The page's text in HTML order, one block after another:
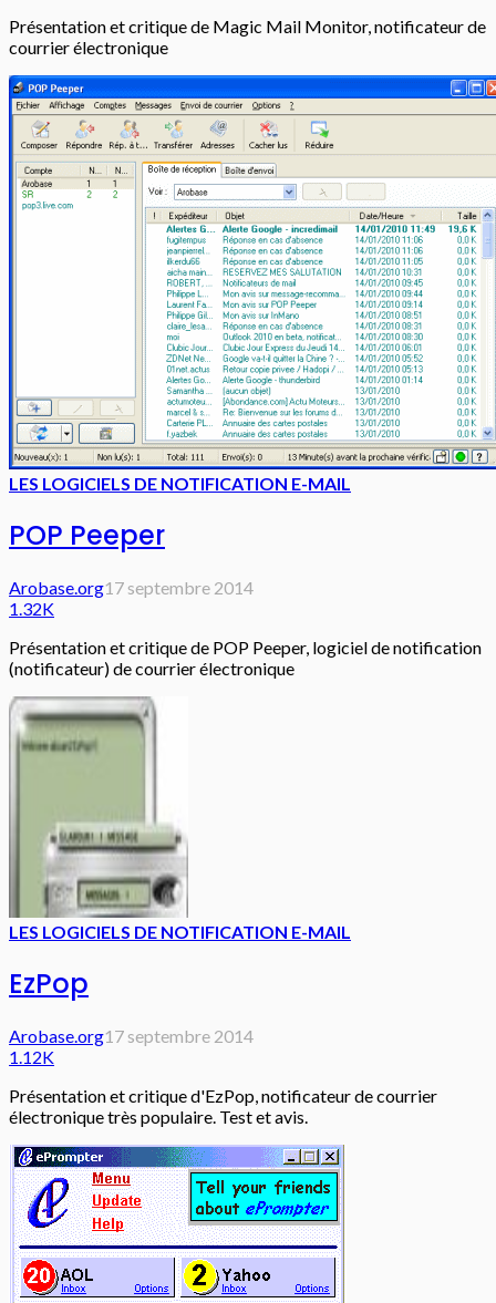
Présentation et critique de Magic Mail Monitor, notificateur de
courrier électronique
LES LOGICIELS DE NOTIFICATION E-MAIL
POP Peeper
Arobase.org17 septembre 2014
1.32K
Présentation et critique de POP Peeper, logiciel de notification
(notificateur) de courrier électronique
LES LOGICIELS DE NOTIFICATION E-MAIL
EzPop
Arobase.org17 septembre 2014
1.12K
Présentation et critique d'EzPop, notificateur de courrier
électronique très populaire. Test et avis.